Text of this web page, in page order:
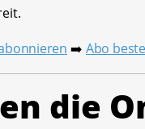
➡️ Abo
die